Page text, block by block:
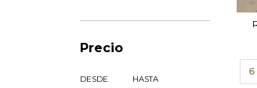
Precio
DESDE HASTA
6